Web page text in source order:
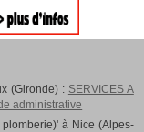
(Gironde) : SERVICES A
administrative
à Nice (Alpes-